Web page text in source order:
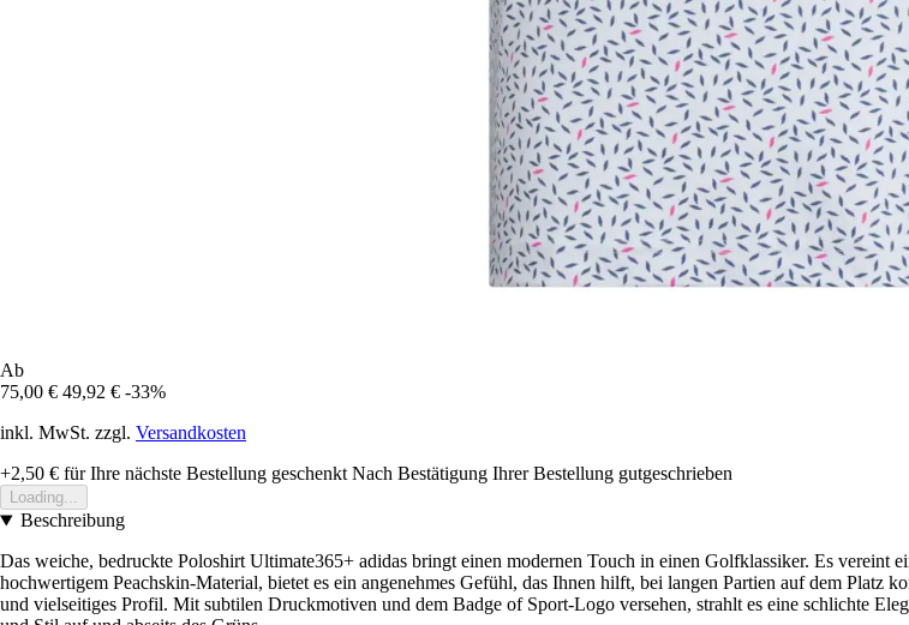
Ab
75,00 € 49,92 € -33%
inkl. MwSt. zzgl. Versandkosten
+2,50 € für Ihre nächste Bestellung geschenkt Nach Bestätigung Ihrer Bestellung gutgeschrieben
Loading...
Beschreibung
Das weiche, bedruckte Poloshirt Ultimate365+ adidas bringt einen modernen Touch in einen Golfklassiker. Es vereint
hochwertigem Peachskin-Material, bietet es ein angenehmes Gefühl, das Ihnen hilft, bei langen Partien auf dem Platz
und vielseitiges Profil. Mit subtilen Druckmotiven und dem Badge of Sport-Logo versehen, strahlt es eine schlichte